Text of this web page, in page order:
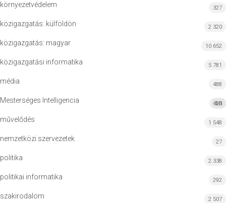
környezetvédelem 327
közigazgatás: külföldön 2 320
közigazgatás: magyar 10 652
közigazgatási informatika 5 781
média 488
Mesterséges Intelligencia MI
423
művelődés 1 548
nemzetközi szervezetek 27
politika 2 338
politikai informatika 292
szakirodalom 2 507